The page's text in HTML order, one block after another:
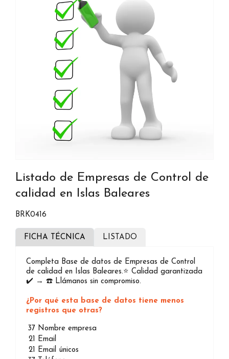
Listado de Empresas de Control de
calidad en Islas Baleares
BRK0416
FICHA TÉCNICA LISTADO
Completa Base de datos de Empresas de Control
de calidad en Islas Baleares.⭐️ Calidad garantizada
✔️ → ☎️ Llámanos sin compromiso.
¿Por qué esta base de datos tiene menos
registros que otras?
37 Nombre empresa
21 Email
21 Email únicos